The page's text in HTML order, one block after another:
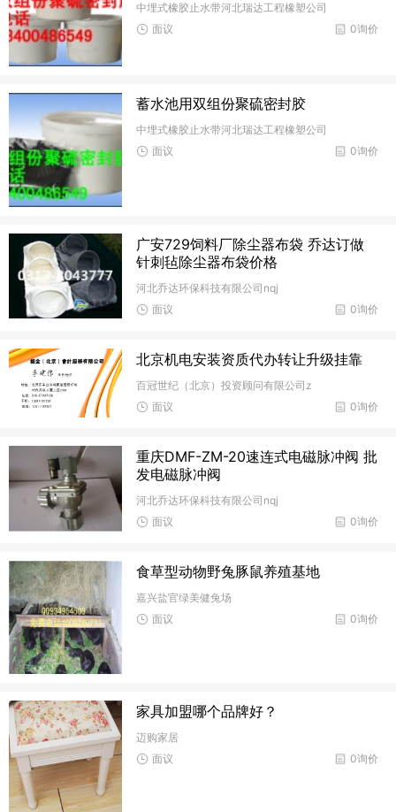
中埋式橡胶止水带河北瑞达工程橡塑公司
0询价
面议
蓄水池用双组份聚硫密封胶
中埋式橡胶止水带河北瑞达工程橡塑公司
0询价
面议
广安729饲料厂除尘器布袋 乔达订做
针刺毡除尘器布袋价格
河北乔达环保科技有限公司nqj
0询价
面议
北京机电安装资质代办转让升级挂靠
百冠世纪（北京）投资顾问有限公司z
0询价
面议
重庆DMF-ZM-20速连式电磁脉冲阀 批
发电磁脉冲阀
河北乔达环保科技有限公司nqj
0询价
面议
食草型动物野兔豚鼠养殖基地
嘉兴盐官绿美健兔场
0询价
面议
家具加盟哪个品牌好？
迈购家居
0询价
面议